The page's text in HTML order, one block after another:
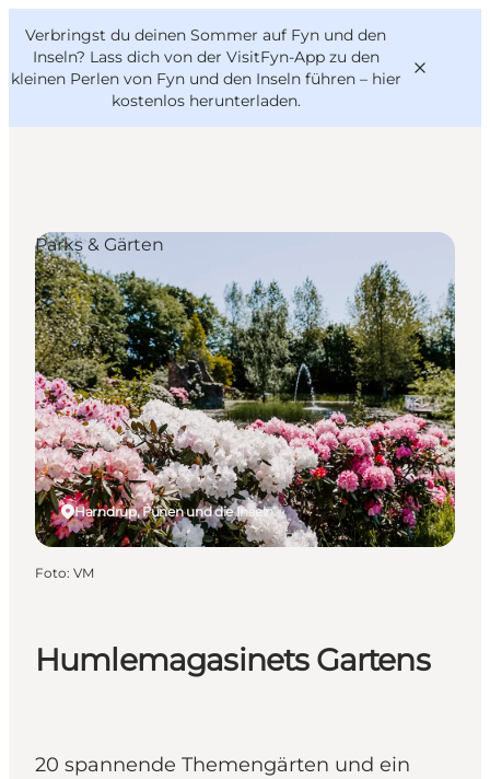
Verbringst du deinen Sommer auf Fyn und den
Inseln? Lass dich von der VisitFyn-App zu den
kleinen Perlen von Fyn und den Inseln führen – hier
kostenlos herunterladen.
Reise Ideen
Outdoor & bike
Essen & trinken
Übernachtung
VisitFyn
Deutsch
Humlemagasinets Gartens
20 spannende Themengärten und ein
Harndrup, Fünen und die Inseln
Parks & Gärten
Foto: VM